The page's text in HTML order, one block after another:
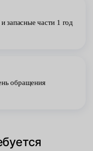
запасные части 1 год
обращения